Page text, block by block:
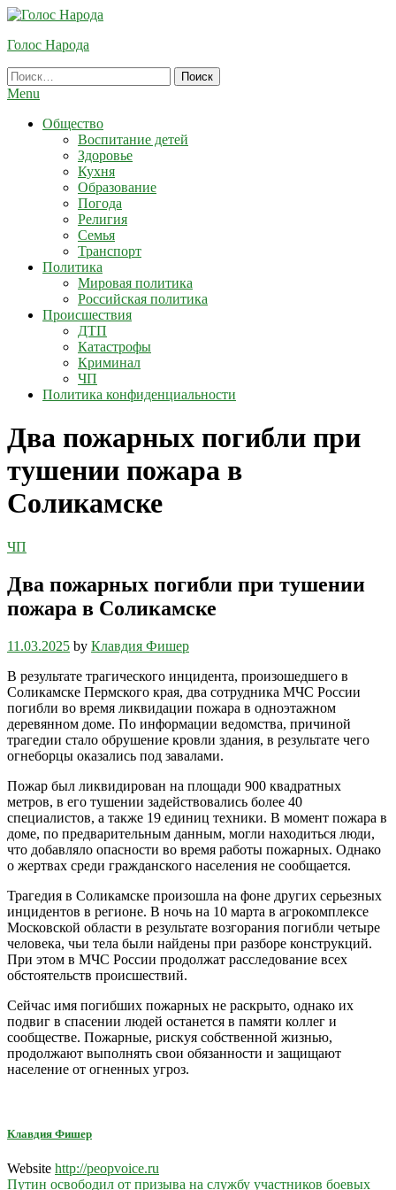
Skip
Content
Голос Народа
Найти:
Menu
Общество
Воспитание детей
Здоровье
Кухня
Образование
Погода
Религия
Семья
Транспорт
Политика
Мировая политика
Российская политика
Происшествия
ДТП
Катастрофы
Криминал
ЧП
Политика конфиденциальности
Два пожарных погибли при
тушении пожара в
Соликамске
ЧП
Два пожарных погибли при тушении
пожара в Соликамске
11.03.2025 by Клавдия Фишер
В результате трагического инцидента, произошедшего в
Соликамске Пермского края, два сотрудника МЧС России
погибли во время ликвидации пожара в одноэтажном
деревянном доме. По информации ведомства, причиной
трагедии стало обрушение кровли здания, в результате чего
огнеборцы оказались под завалами.
Пожар был ликвидирован на площади 900 квадратных
метров, в его тушении задействовались более 40
специалистов, а также 19 единиц техники. В момент пожара в
доме, по предварительным данным, могли находиться люди,
что добавляло опасности во время работы пожарных. Однако
о жертвах среди гражданского населения не сообщается.
Трагедия в Соликамске произошла на фоне других серьезных
инцидентов в регионе. В ночь на 10 марта в агрокомплексе
Московской области в результате возгорания погибли четыре
человека, чьи тела были найдены при разборе конструкций.
При этом в МЧС России продолжат расследование всех
обстоятельств происшествий.
Сейчас имя погибших пожарных не раскрыто, однако их
подвиг в спасении людей останется в памяти коллег и
сообществе. Пожарные, рискуя собственной жизнью,
продолжают выполнять свои обязанности и защищают
население от огненных угроз.
Клавдия Фишер
Website http://peopvoice.ru
Путин освободил от призыва на службу участников боевых